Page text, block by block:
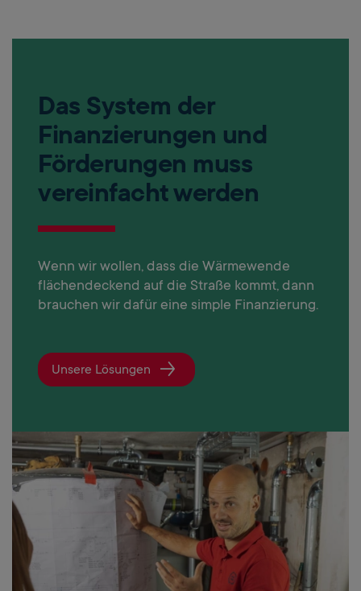
Das System der
Finanzierungen und
Förderungen muss
vereinfacht werden
Wenn wir wollen, dass die Wärmewende
flächendeckend auf die Straße kommt, dann
brauchen wir dafür eine simple Finanzierung.
Unsere Lösungen